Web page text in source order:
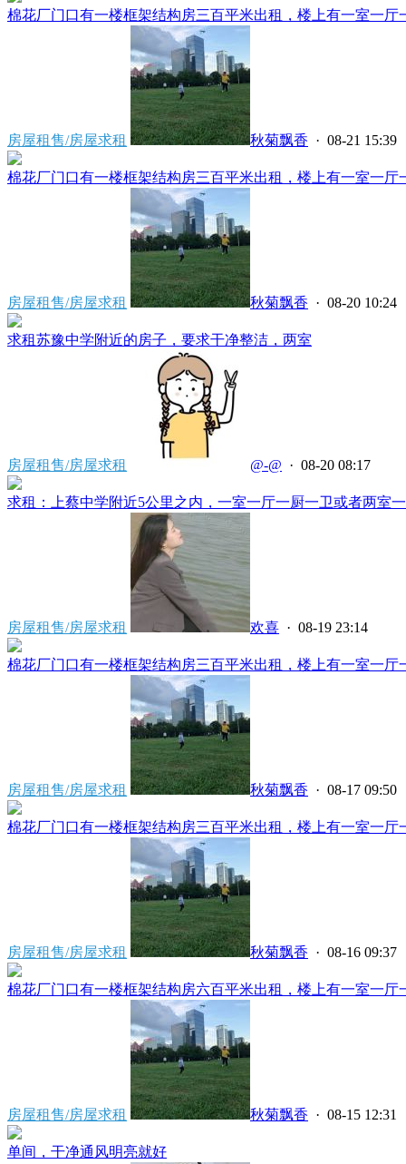
棉花厂门口有一楼框架结构房三百平米出租，楼上有一室一厅
房屋租售/房屋求租 秋菊飘香 · 08-21 15:39
棉花厂门口有一楼框架结构房三百平米出租，楼上有一室一厅
房屋租售/房屋求租 秋菊飘香 · 08-20 10:24
求租苏豫中学附近的房子，要求干净整洁，两室
房屋租售/房屋求租 @-@ · 08-20 08:17
求租：上蔡中学附近5公里之内，一室一厅一厨一卫或者两室
房屋租售/房屋求租 欢喜 · 08-19 23:14
棉花厂门口有一楼框架结构房三百平米出租，楼上有一室一厅
房屋租售/房屋求租 秋菊飘香 · 08-17 09:50
棉花厂门口有一楼框架结构房三百平米出租，楼上有一室一厅
房屋租售/房屋求租 秋菊飘香 · 08-16 09:37
棉花厂门口有一楼框架结构房六百平米出租，楼上有一室一厅
房屋租售/房屋求租 秋菊飘香 · 08-15 12:31
单间，干净通风明亮就好